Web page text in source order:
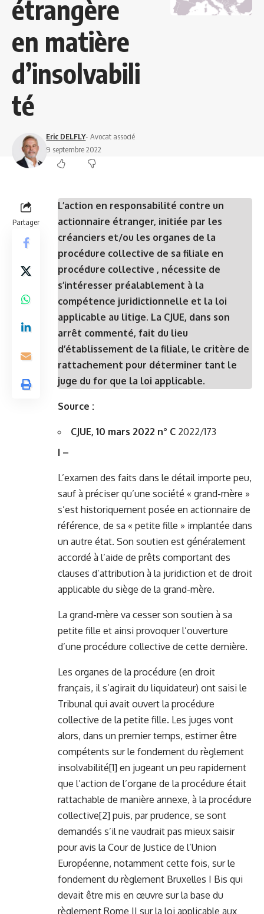
étrangère
en matière
d’insolvabili
té
Eric DELFLY- Avocat associé
9 septembre 2022
Partager
L’action en responsabilité contre un
actionnaire étranger, initiée par les
créanciers et/ou les organes de la
procédure collective de sa filiale en
procédure collective , nécessite de
s’intéresser préalablement à la
compétence juridictionnelle et la loi
applicable au litige. La CJUE, dans son
arrêt commenté, fait du lieu
d’établissement de la filiale, le critère de
rattachement pour déterminer tant le
juge du for que la loi applicable.
Source :
CJUE, 10 mars 2022 n° C 2022/173
I –
L’examen des faits dans le détail importe peu,
sauf à préciser qu’une société « grand-mère »
s’est historiquement posée en actionnaire de
référence, de sa « petite fille » implantée dans
un autre état. Son soutien est généralement
accordé à l’aide de prêts comportant des
clauses d’attribution à la juridiction et de droit
applicable du siège de la grand-mère.
La grand-mère va cesser son soutien à sa
petite fille et ainsi provoquer l’ouverture
d’une procédure collective de cette dernière.
Les organes de la procédure (en droit
français, il s’agirait du liquidateur) ont saisi le
Tribunal qui avait ouvert la procédure
collective de la petite fille. Les juges vont
alors, dans un premier temps, estimer être
compétents sur le fondement du règlement
insolvabilité[1] en jugeant un peu rapidement
que l’action de l’organe de la procédure était
rattachable de manière annexe, à la procédure
collective[2] puis, par prudence, se sont
demandés s’il ne vaudrait pas mieux saisir
pour avis la Cour de Justice de l’Union
Européenne, notamment cette fois, sur le
fondement du règlement Bruxelles I Bis qui
devait être mis en œuvre sur la base du
règlement Rome II sur la loi applicable aux